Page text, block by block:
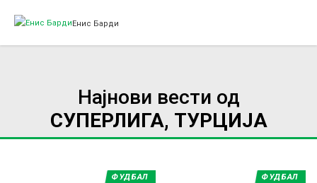
Енис Барди
Најнови вести од
СУПЕРЛИГА, ТУРЦИЈА
ФУДБАЛ ФУДБАЛ